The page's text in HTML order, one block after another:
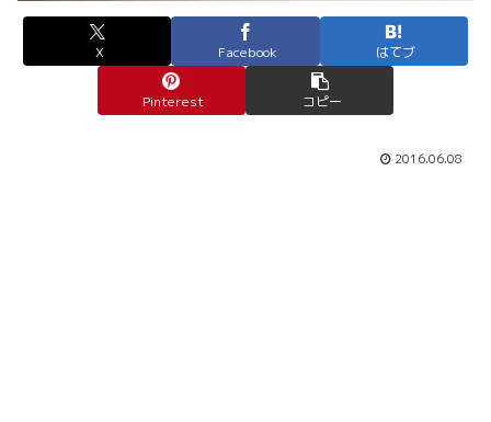
X Facebook はてブ
Pinterest コピー
2016.06.08